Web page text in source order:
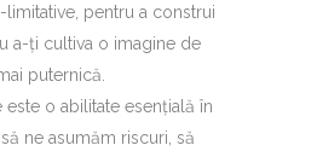
pentru a construi
a-ți cultiva o imagine de
puternică.
este o abilitate esențială în
ne asumăm riscuri, să